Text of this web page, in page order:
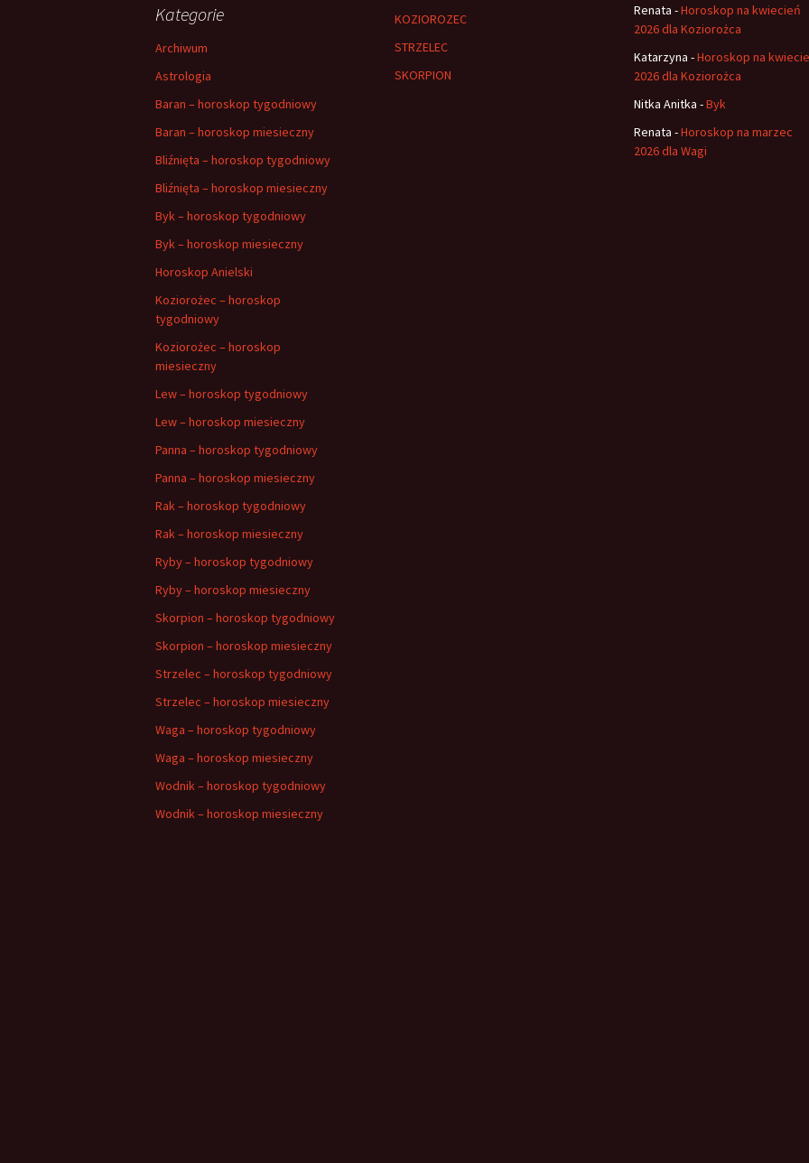
KOZIOROZEC
STRZELEC
SKORPION
Renata -Horoskop na kwiecień
2026 dla Koziorożca
Katarzyna -Horoskop na
2026 dla Koziorożca
Nitka Anitka -Byk
Renata -Horoskop na marzec
2026 dla Wagi
Kategorie
Archiwum
Astrologia
Baran – horoskop tygodniowy
Baran – horoskop miesieczny
Bliźnięta – horoskop tygodniowy
Bliźnięta – horoskop miesieczny
Byk – horoskop tygodniowy
Byk – horoskop miesieczny
Horoskop Anielski
Koziorożec – horoskop
tygodniowy
Koziorożec – horoskop
miesieczny
Lew – horoskop tygodniowy
Lew – horoskop miesieczny
Panna – horoskop tygodniowy
Panna – horoskop miesieczny
Rak – horoskop tygodniowy
Rak – horoskop miesieczny
Ryby – horoskop tygodniowy
Ryby – horoskop miesieczny
Skorpion – horoskop tygodniowy
Skorpion – horoskop miesieczny
Strzelec – horoskop tygodniowy
Strzelec – horoskop miesieczny
Waga – horoskop tygodniowy
Waga – horoskop miesieczny
Wodnik – horoskop tygodniowy
Wodnik – horoskop miesieczny